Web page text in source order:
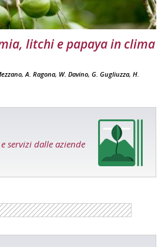
litchi e papaya in clima
A. Ragona, W. Davino, G. Gugliuzza, H.
servizi dalle aziende